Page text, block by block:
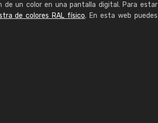
de un color en una pantalla digital. Para estar
de colores RAL físico. En esta web puedes